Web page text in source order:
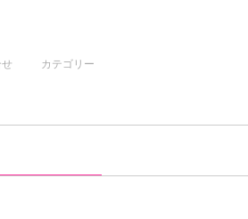
せ カテゴリー